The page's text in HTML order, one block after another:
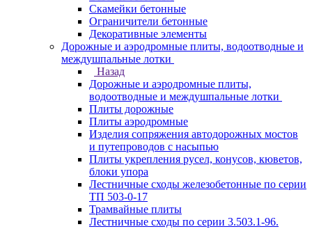
Скамейки бетонные
Ограничители бетонные
Декоративные элементы
Дорожные и аэродромные плиты, водоотводные и
междушпальные лотки
Назад
Дорожные и аэродромные плиты,
водоотводные и междушпальные лотки
Плиты дорожные
Плиты аэродромные
Изделия сопряжения автодорожных мостов
и путепроводов с насыпью
Плиты укрепления русел, конусов, кюветов,
блоки упора
Лестничные сходы железобетонные по серии
ТП 503-0-17
Трамвайные плиты
Лестничные сходы по серии 3.503.1-96.